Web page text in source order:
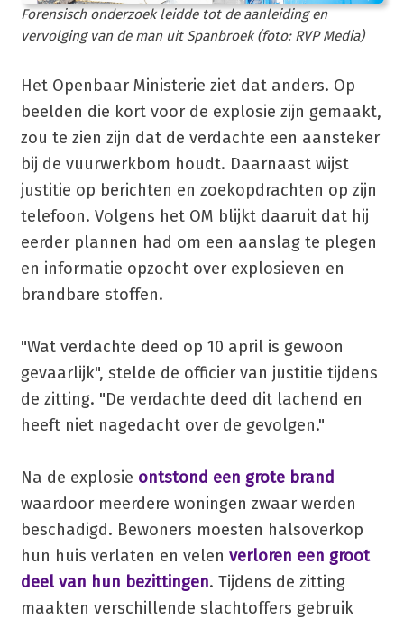
Forensisch onderzoek leidde tot de aanleiding en
vervolging van de man uit Spanbroek (foto: RVP Media)
Het Openbaar Ministerie ziet dat anders. Op
beelden die kort voor de explosie zijn gemaakt,
zou te zien zijn dat de verdachte een aansteker
bij de vuurwerkbom houdt. Daarnaast wijst
justitie op berichten en zoekopdrachten op zijn
telefoon. Volgens het OM blijkt daaruit dat hij
eerder plannen had om een aanslag te plegen
en informatie opzocht over explosieven en
brandbare stoffen.
"Wat verdachte deed op 10 april is gewoon
gevaarlijk", stelde de officier van justitie tijdens
de zitting. "De verdachte deed dit lachend en
heeft niet nagedacht over de gevolgen."
Na de explosie ontstond een grote brand
waardoor meerdere woningen zwaar werden
beschadigd. Bewoners moesten halsoverkop
hun huis verlaten en velen verloren een groot
deel van hun bezittingen. Tijdens de zitting
maakten verschillende slachtoffers gebruik